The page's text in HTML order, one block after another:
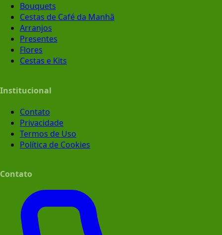
Bouquets
Cestas de Café da Manhã
Arranjos
Presentes
Flores
Cestas e Kits
Institucional
Contato
Privacidade
Termos de Uso
Política de Cookies
Contato